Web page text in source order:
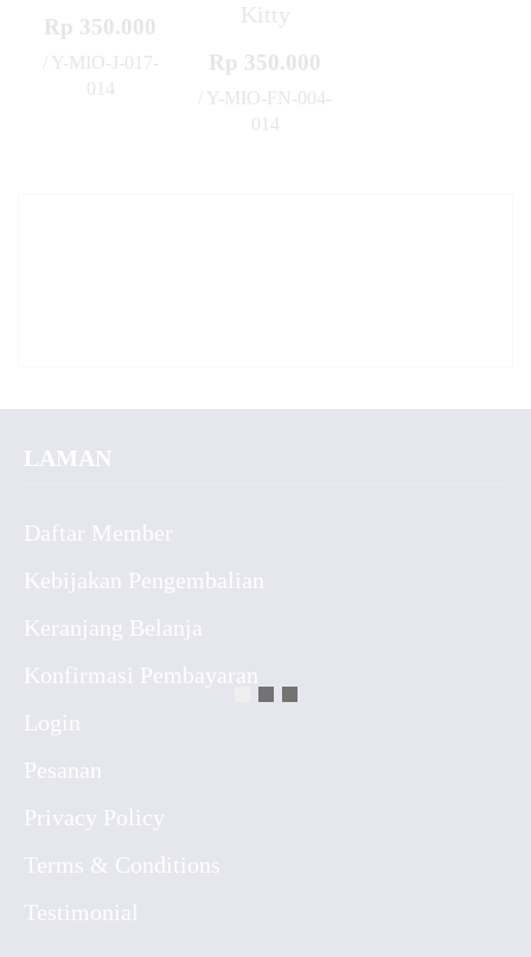
Rp 350.000
/ Y-MIO-J-017-
014
Kitty
Rp 350.000
/ Y-MIO-FN-004-
014
LAMAN
Daftar Member
Kebijakan Pengembalian
Keranjang Belanja
Konfirmasi Pembayaran
Login
Pesanan
Privacy Policy
Terms & Conditions
Testimonial